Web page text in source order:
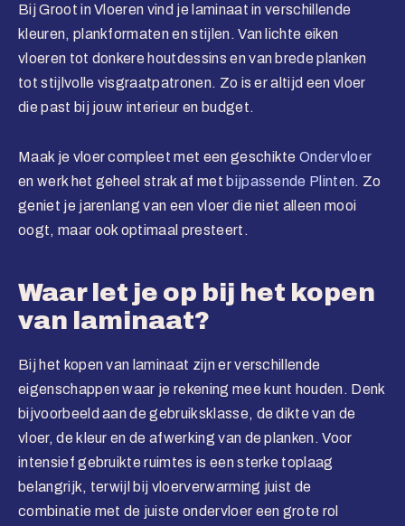
Bij Groot in Vloeren vind je laminaat in verschillende
kleuren, plankformaten en stijlen. Van lichte eiken
vloeren tot donkere houtdessins en van brede planken
tot stijlvolle visgraatpatronen. Zo is er altijd een vloer
die past bij jouw interieur en budget.
Maak je vloer compleet met een geschikteOndervloer
en werk het geheel strak af met bijpassende Plinten. Zo
geniet je jarenlang van een vloer die niet alleen mooi
oogt, maar ook optimaal presteert.
Waar let je op bij het kopen
van laminaat?
Bij het kopen van laminaat zijn er verschillende
eigenschappen waar je rekening mee kunt houden. Denk
bijvoorbeeld aan de gebruiksklasse, de dikte van de
vloer, de kleur en de afwerking van de planken. Voor
intensief gebruikte ruimtes is een sterke toplaag
belangrijk, terwijl bij vloerverwarming juist de
combinatie met de juiste ondervloer een grote rol